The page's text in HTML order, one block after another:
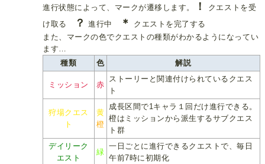
進行状態によって、マークが遷移します。
！
クエストを受
け取る
？ 進行中 ＊
クエストを完了する
また、マークの色でクエストの種類がわかるようになってい
ます…
種類
色 解説
ミッション 赤
ストーリーと関連付けられているクエス
ト
狩場クエス
ト
黄
橙
成長区間で1キャラ１回だけ進行できる。
橙はミッションから派生するサブクエス
ト群
デイリーク
エスト
緑
一日ごとに進行できるクエストで、毎日
午前7時に初期化